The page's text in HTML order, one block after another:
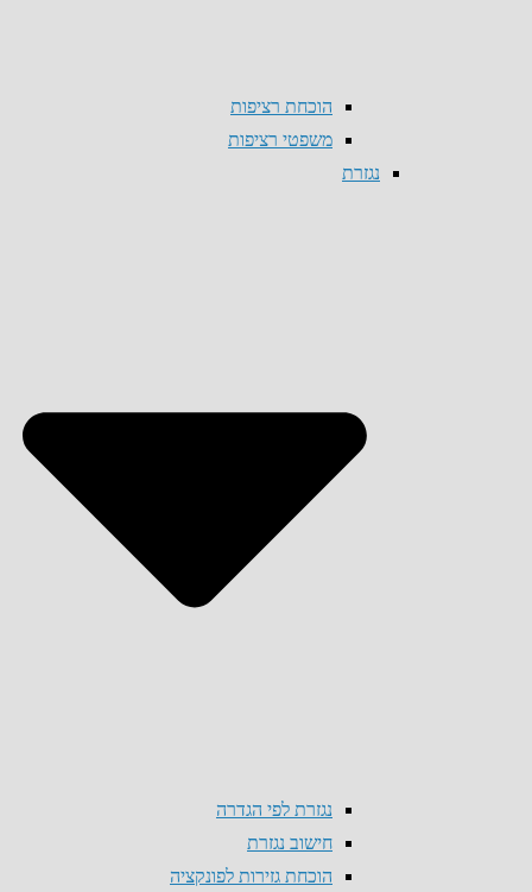
הוכחת רציפות
משפטי רציפות
נגזרת
נגזרת לפי הגדרה
חישוב נגזרת
הוכחת גזירות לפונקציה